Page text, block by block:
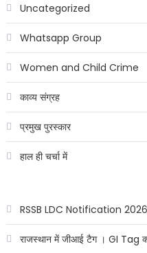
Uncategorized
Whatsapp Group
Women and Child Crime
काव्य संग्रह
प्रमुख पुरस्कार
हाल ही चर्चा में
RSSB LDC Notification 2026
राजस्थान में जीआई टैग । GI Tag